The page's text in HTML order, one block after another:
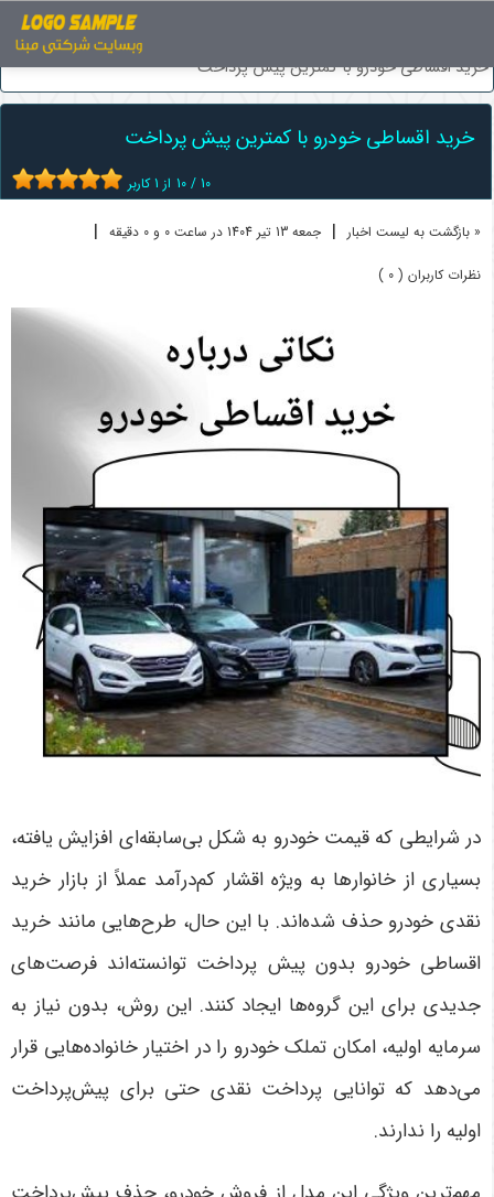
خرید اقساطی خودرو با کمترین پیش پرداخت
خرید اقساطی خودرو با کمترین پیش پرداخت
10 / 10 از 1کاربر
« بازگشت به لیست اخبار | جمعه 13 تير 1404 در ساعت 0 و 0 دقیقه |
نظرات کاربران ( 0 )
در شرایطی که قیمت خودرو به شکل بی‌سابقه‌ای افزایش یافته،
بسیاری از خانوارها به ویژه اقشار کم‌درآمد عملاً از بازار خرید
نقدی خودرو حذف شده‌اند. با این حال، طرح‌هایی مانند خرید
اقساطی خودرو بدون پیش پرداخت توانسته‌اند فرصت‌های
جدیدی برای این گروه‌ها ایجاد کنند. این روش، بدون نیاز به
سرمایه اولیه، امکان تملک خودرو را در اختیار خانواده‌هایی قرار
می‌دهد که توانایی پرداخت نقدی حتی برای پیش‌پرداخت
اولیه را ندارند.